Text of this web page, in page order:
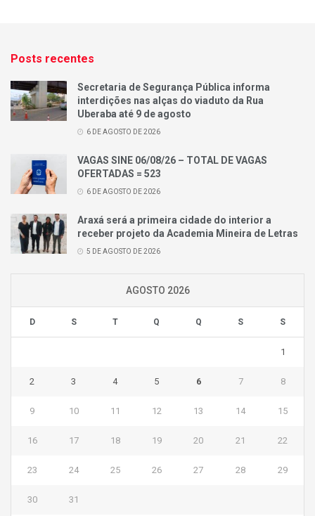
Posts recentes
Secretaria de Segurança Pública informa
interdições nas alças do viaduto da Rua
Uberaba até 9 de agosto
6 DE AGOSTO DE 2026
VAGAS SINE 06/08/26 – TOTAL DE VAGAS
OFERTADAS = 523
6 DE AGOSTO DE 2026
Araxá será a primeira cidade do interior a
receber projeto da Academia Mineira de Letras
5 DE AGOSTO DE 2026
AGOSTO 2026
D S T Q Q S S
1
2 3 4 5 6 7 8
9 10 11 12 13 14 15
16 17 18 19 20 21 22
23 24 25 26 27 28 29
30 31